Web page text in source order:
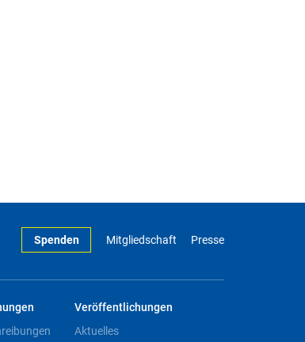
Spenden Mitgliedschaft Presse
Veröffentlichungen
Aktuelles